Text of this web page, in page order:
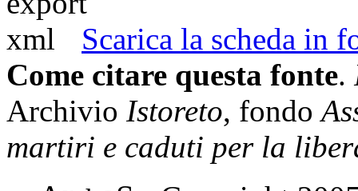
Scarica la scheda in
Come citare questa fonte.
Archivio Istoreto, fondo
martiri e caduti per la